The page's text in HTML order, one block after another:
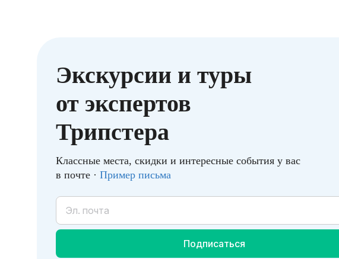
Экскурсии и туры
от экспертов
Трипстера
Классные места, скидки и интересные события у вас
в почте · Пример письма
Подписаться